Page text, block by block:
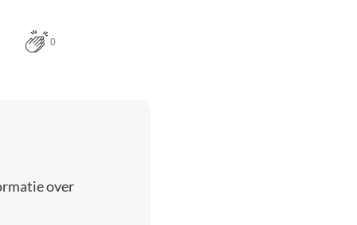
0
over